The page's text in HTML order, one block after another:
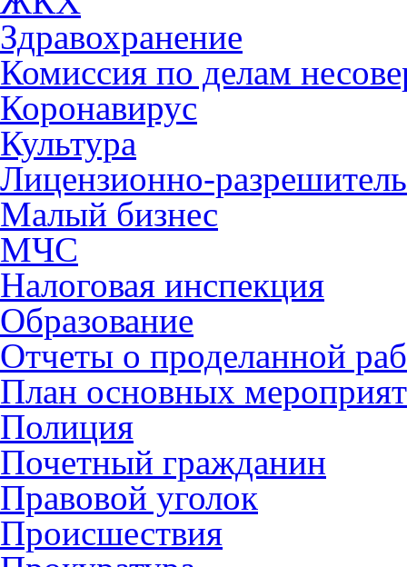
Здравохранение
Комиссия по делам
Коронавирус
Культура
Лицензионно-
Малый бизнес
МЧС
Налоговая инспекция
Образование
Отчеты о проделанной
План основных
Полиция
Почетный гражданин
Правовой уголок
Происшествия